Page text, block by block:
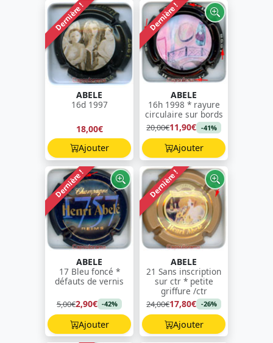
Dernière !
ABELE
16d 1997
18,00€
Ajouter
Dernière !
ABELE
16h 1998 * rayure
circulaire sur bords
20,00€11,90€ -41%
Ajouter
Dernière !
ABELE
17 Bleu foncé *
défauts de vernis
5,00€2,90€ -42%
Ajouter
Dernière !
ABELE
21 Sans inscription
sur ctr * petite
griffure /ctr
24,00€17,80€ -26%
Ajouter